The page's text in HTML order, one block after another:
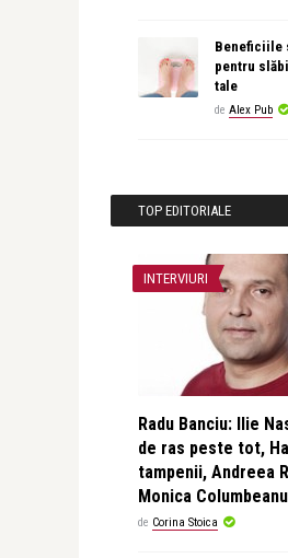
Beneficiile
pentru
tale
de Alex Pub
TOP EDITORIALE
INTERVIURI
Radu Banciu: Ilie
de ras peste tot,
tampenii, Andreea
Monica Columbeanu
de Corina Stoica